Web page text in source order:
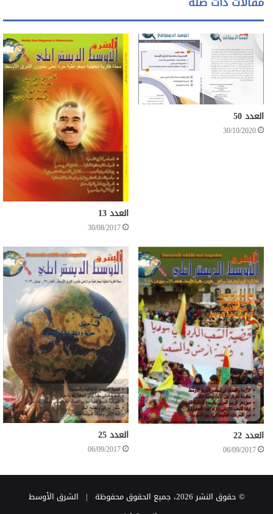
اضغط هنا
العدد 50
30/10/2020
العدد 13
30/08/2017
العدد 22
06/09/2017
العدد 25
06/09/2017
© حقوق النشر 2026، جميع الحقوق محفوظة |
الشرق الأوسط